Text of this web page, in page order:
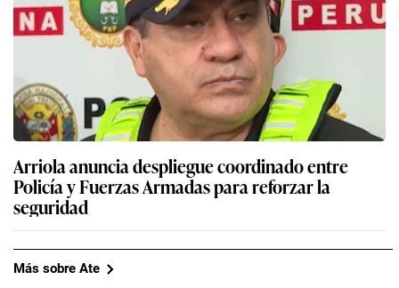
Arriola anuncia despliegue coordinado entre
Policía y Fuerzas Armadas para reforzar la
seguridad
Más sobre Ate